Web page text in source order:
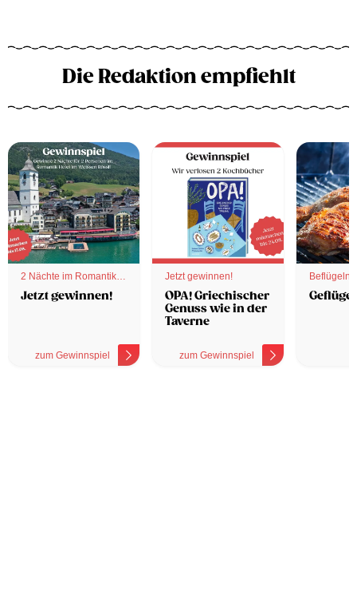
Die Redaktion empfiehlt
2 Nächte im Romantik
Hotel
Jetzt gewinnen!
zum Gewinnspiel
Jetzt gewinnen!
OPA! Griechischer
Genuss wie in der
Taverne
zum Gewinnspiel